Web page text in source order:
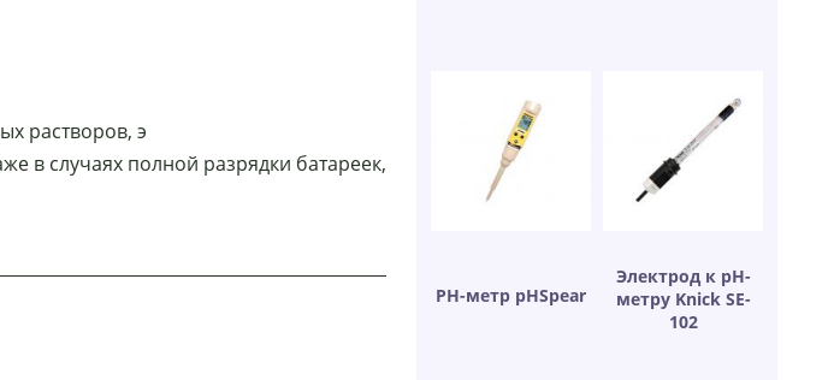
растворов, э
в случаях полной разрядки батареек,
РН-метр pHSpear
Электрод к рН-
метру Knick SE-
102